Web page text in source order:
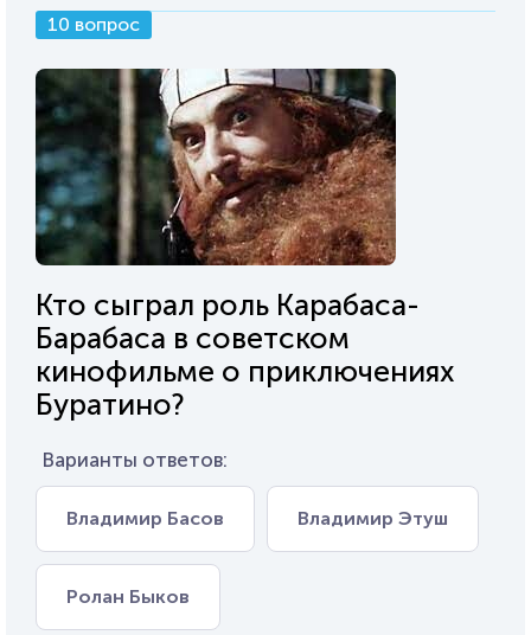
10 вопрос
Кто сыграл роль Карабаса-
Барабаса в советском
кинофильме о приключениях
Буратино?
Варианты ответов:
Владимир Басов Владимир Этуш
Ролан Быков